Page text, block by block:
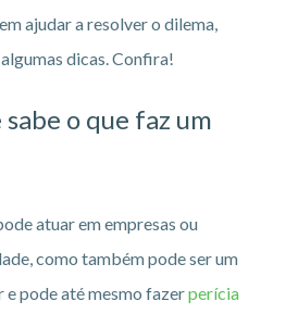
ajudar a resolver o dilema,
dicas. Confira!
o que faz um
atuar em empresas ou
como também pode ser um
pode até mesmo fazerperícia